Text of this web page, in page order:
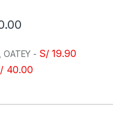
- S/19.90
40.00